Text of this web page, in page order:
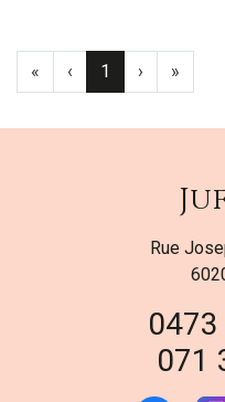
« ‹ 1 › »
Rue
071